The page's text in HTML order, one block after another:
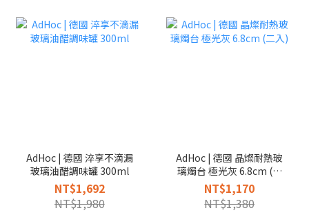
AdHoc | 德國 淬享不滴漏
玻璃油醋調味罐 300ml
NT$1,692
NT$1,980
AdHoc | 德國 晶燦耐熱玻
璃燭台 極光灰 6.8cm (二
入)
NT$1,170
NT$1,380